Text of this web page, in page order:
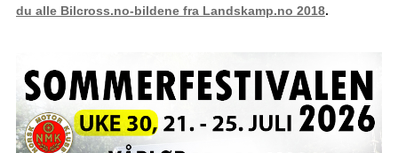
du alle Bilcross.no-bildene fra Landskamp.no 2018.